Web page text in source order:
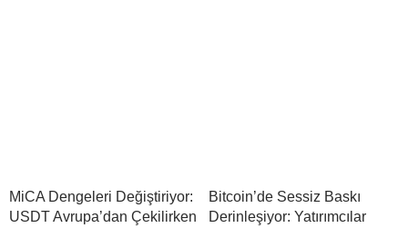
MiCA Dengeleri Değiştiriyor:
USDT Avrupa’dan Çekilirken
Bitcoin’de Sessiz Baskı
Derinleşiyor: Yatırımcılar